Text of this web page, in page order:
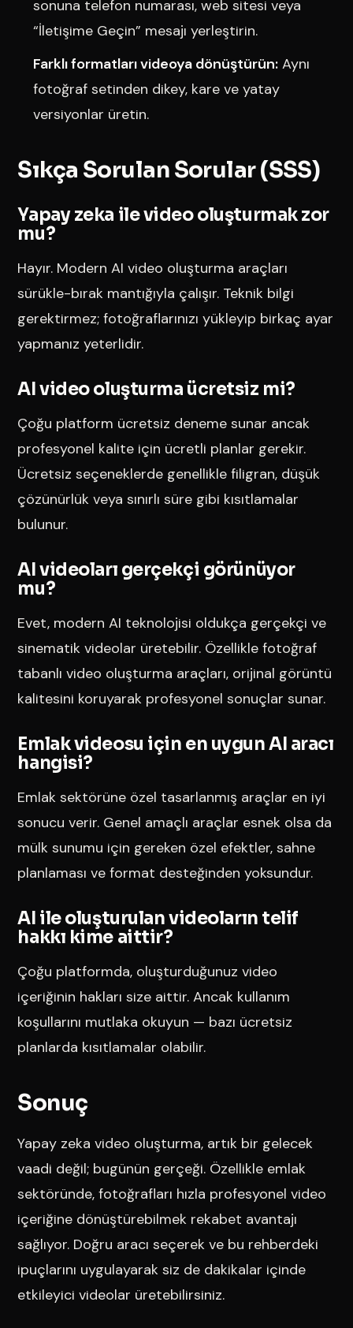
sonuna telefon numarası, web sitesi veya
“İletişime Geçin” mesajı yerleştirin.
Farklı formatları videoya dönüştürün: Aynı
fotoğraf setinden dikey, kare ve yatay
versiyonlar üretin.
Sıkça Sorulan Sorular (SSS)
Yapay zeka ile video oluşturmak zor
mu?
Hayır. Modern AI video oluşturma araçları
sürükle-bırak mantığıyla çalışır. Teknik bilgi
gerektirmez; fotoğraflarınızı yükleyip birkaç ayar
yapmanız yeterlidir.
AI video oluşturma ücretsiz mi?
Çoğu platform ücretsiz deneme sunar ancak
profesyonel kalite için ücretli planlar gerekir.
Ücretsiz seçeneklerde genellikle filigran, düşük
çözünürlük veya sınırlı süre gibi kısıtlamalar
bulunur.
AI videoları gerçekçi görünüyor
mu?
Evet, modern AI teknolojisi oldukça gerçekçi ve
sinematik videolar üretebilir. Özellikle fotoğraf
tabanlı video oluşturma araçları, orijinal görüntü
kalitesini koruyarak profesyonel sonuçlar sunar.
Emlak videosu için en uygun AI aracı
hangisi?
Emlak sektörüne özel tasarlanmış araçlar en iyi
sonucu verir. Genel amaçlı araçlar esnek olsa da
mülk sunumu için gereken özel efektler, sahne
planlaması ve format desteğinden yoksundur.
AI ile oluşturulan videoların telif
hakkı kime aittir?
Çoğu platformda, oluşturduğunuz video
içeriğinin hakları size aittir. Ancak kullanım
koşullarını mutlaka okuyun — bazı ücretsiz
planlarda kısıtlamalar olabilir.
Sonuç
Yapay zeka video oluşturma, artık bir gelecek
vaadi değil; bugünün gerçeği. Özellikle emlak
sektöründe, fotoğrafları hızla profesyonel video
içeriğine dönüştürebilmek rekabet avantajı
sağlıyor. Doğru aracı seçerek ve bu rehberdeki
ipuçlarını uygulayarak siz de dakikalar içinde
etkileyici videolar üretebilirsiniz.